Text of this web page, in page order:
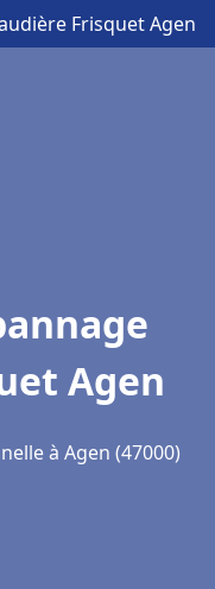
Frisquet Agen
Agen
à Agen (47000)